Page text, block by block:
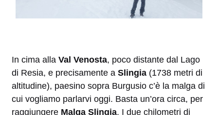
In cima alla Val Venosta, poco distante dal Lago
di Resia, e precisamente a Slingia (1738 metri di
altitudine), paesino sopra Burgusio c’è la malga di
cui vogliamo parlarvi oggi. Basta un’ora circa, per
raggiungere Malga Slingia. I due chilometri di